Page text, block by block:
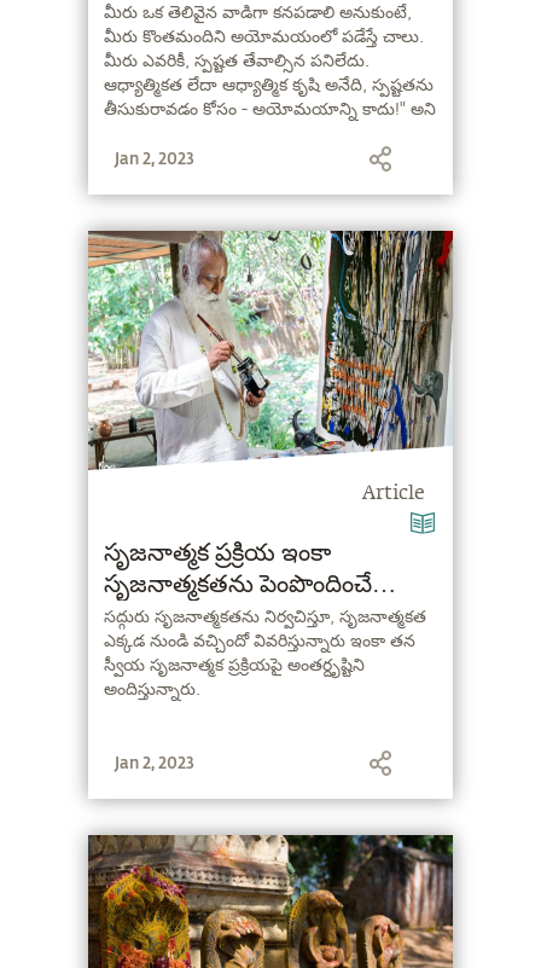
మీరు ఒక తెలివైన వాడిగా కనపడాలి అనుకుంటే,
మీరు కొంతమందిని అయోమయంలో పడేస్తే చాలు.
మీరు ఎవరికీ, స్పష్టత తేవాల్సిన పనిలేదు.
ఆధ్యాత్మికత లేదా ఆధ్యాత్మిక కృషి అనేది, స్పష్టతను
తీసుకురావడం కోసం - అయోమయాన్ని కాదు!" అని
Jan 2, 2023
Article
సృజనాత్మక ప్రక్రియ ఇంకా
సృజనాత్మకతను పెంపొందించే
మార్గాలు
సద్గురు సృజనాత్మకతను నిర్వచిస్తూ, సృజనాత్మకత
ఎక్కడ నుండి వచ్చిందో వివరిస్తున్నారు ఇంకా తన
స్వీయ సృజనాత్మక ప్రక్రియపై అంతర్దృష్టిని
అందిస్తున్నారు.
Jan 2, 2023